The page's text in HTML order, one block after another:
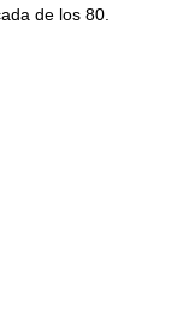
de los 80.